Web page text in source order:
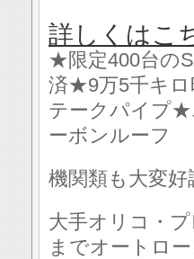
詳しくはこ
★限定400台の
済★9万5千キ
テークパイプ
ーボンルーフ
機関類も大変
大手オリコ・
までオートロ